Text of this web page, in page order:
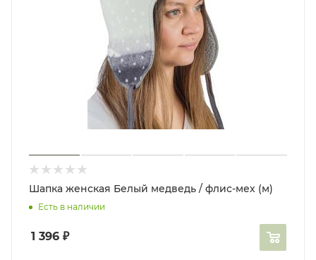
Шапка женская Белый медведь / флис-мех (м)
Есть в наличии
1 396 ₽